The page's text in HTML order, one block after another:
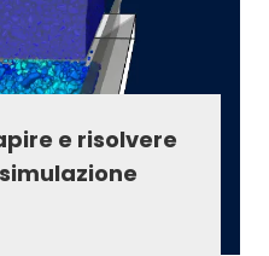
e risolvere